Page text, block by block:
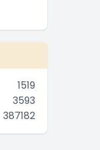
1519
3593
387182